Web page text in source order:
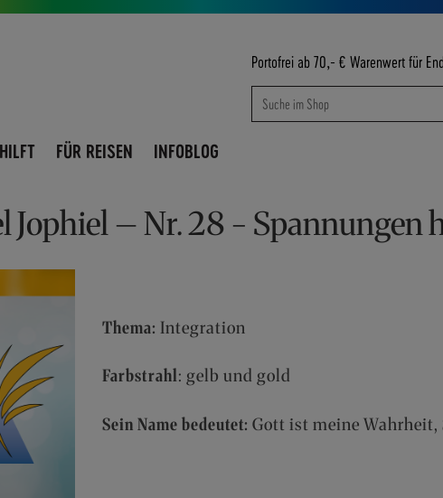
Portofrei ab 70,- € Warenwert für
Suche
Suche
FÜR REISEN INFOBLOG
Jophiel – Nr. 28 - Spannungen
Thema: Integration
Farbstrahl: gelb und gold
Sein Name bedeutet: Gott ist meine Wahrheit,